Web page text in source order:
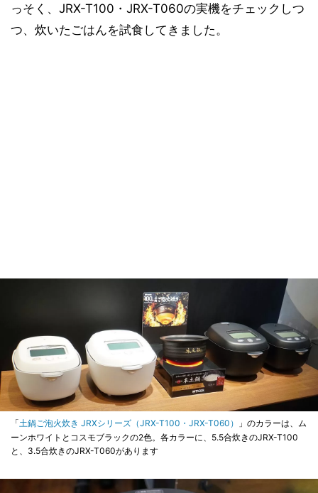
っそく、JRX-T100・JRX-T060の実機をチェックしつ
つ、炊いたごはんを試食してきました。
「土鍋ご泡火炊き JRXシリーズ（JRX-T100・JRX-T060）
」のカラーは、ム
ーンホワイトとコスモブラックの2色。各カラーに、5.5合炊きのJRX-T100
と、3.5合炊きのJRX-T060があります